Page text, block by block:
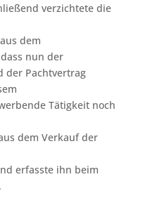
verzichtete die
dem
nun der
der Pachtvertrag
Tätigkeit noch
dem Verkauf der
erfasste ihn beim